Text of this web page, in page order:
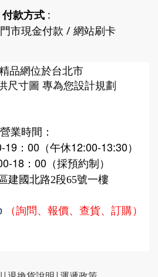
付款方式 :
市現金付款 / 網站刷卡
品網位於台北市
尺寸圖 專為您設計規劃
營業時間：
：00（午休12:00-13:30）
18：00（採預約制）
建國北路2段65號一樓
（詢問、報價、查貨、訂購）